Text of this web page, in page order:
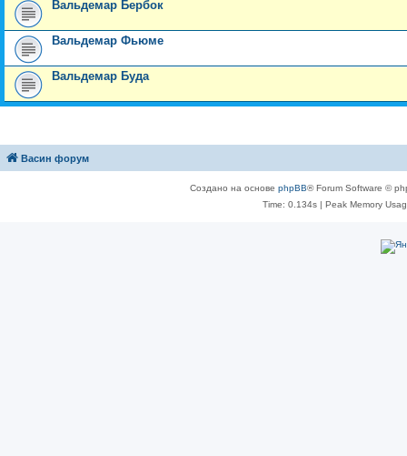
Вальдемар Бербок
Вальдемар Фьюме
Вальдемар Буда
Васин форум
Создано на основе phpBB® Forum Software ©
Time: 0.134s| Peak Memory